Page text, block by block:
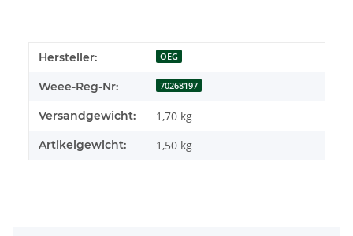
Produkteigenschaft
Wert
Hersteller: OEG
Weee-Reg-Nr: 70268197
Versandgewicht: 1,70 kg
Artikelgewicht: 1,50 kg